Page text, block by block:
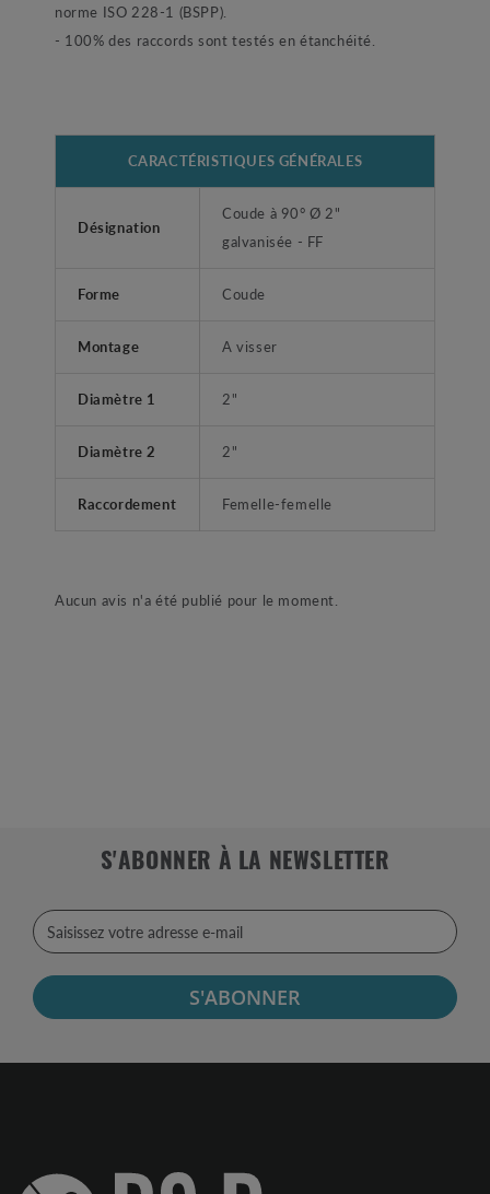
norme ISO 228-1 (BSPP).
- 100% des raccords sont testés en étanchéité.
CARACTÉRISTIQUES GÉNÉRALES
Désignation
Coude à 90° Ø 2"
galvanisée - FF
Forme Coude
Montage A visser
Diamètre 1 2"
Diamètre 2 2"
Raccordement Femelle-femelle
Aucun avis n'a été publié pour le moment.
S'ABONNER À LA NEWSLETTER
S'ABONNER